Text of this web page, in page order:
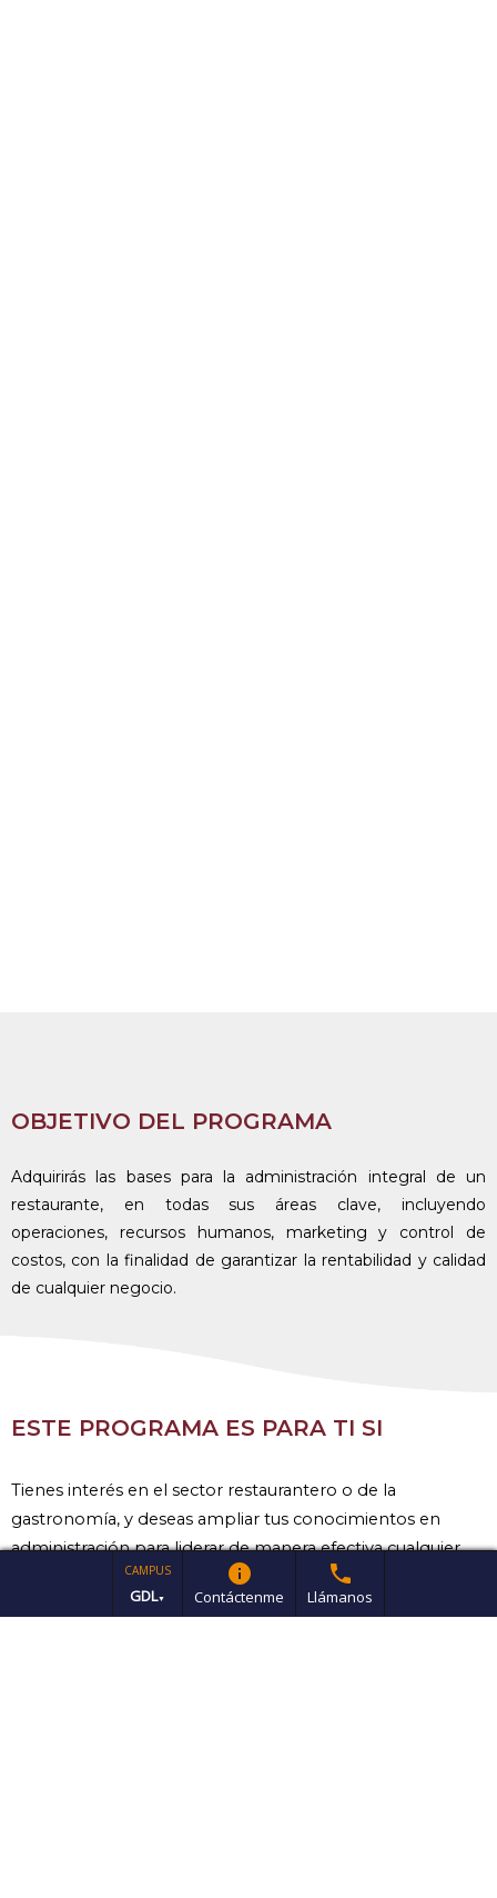
CAMPUS
GDL▼
info
Contáctenme
phone
Llámanos
OBJETIVO DEL PROGRAMA
Adquirirás las bases para la administración integral de un
restaurante, en todas sus áreas clave, incluyendo
operaciones, recursos humanos, marketing y control de
costos, con la finalidad de garantizar la rentabilidad y calidad
de cualquier negocio.
ESTE PROGRAMA ES PARA TI SI
Tienes interés en el sector restaurantero o de la
gastronomía, y deseas ampliar tus conocimientos en
administración para liderar de manera efectiva cualquier
restaurante, así como optimizar recursos y mejorar la
experiencia del cliente.